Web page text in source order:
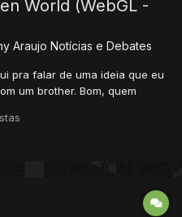
World (WebGL -
Araujo Notícias e Debates
pra falar de uma ideia que eu
um brother. Bom, quem
clicando aqui você poderá
uma mistura de Tibia e M...